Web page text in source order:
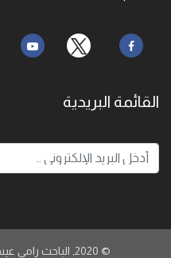
القائمة البريدية
© 2020, الباحث رامي